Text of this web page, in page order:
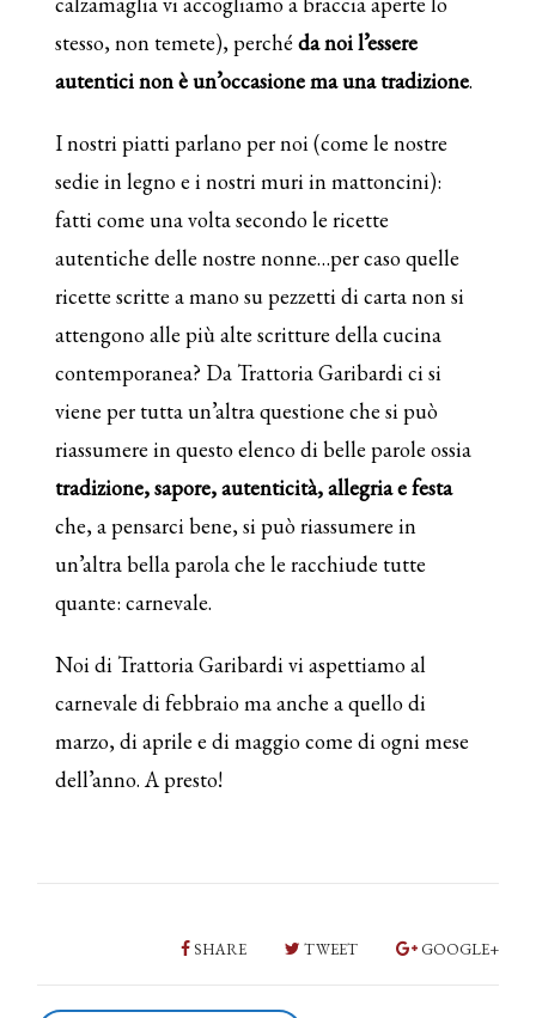
stesso, non temete), perchéda noi l’essere
autentici non è un’occasione ma una tradizione.
I nostri piatti parlano per noi (come le nostre
sedie in legno e i nostri muri in mattoncini):
fatti come una volta secondo le ricette
autentiche delle nostre nonne…per caso quelle
ricette scritte a mano su pezzetti di carta non si
attengono alle più alte scritture della cucina
contemporanea? Da Trattoria Garibardi ci si
viene per tutta un’altra questione che si può
riassumere in questo elenco di belle parole ossia
tradizione, sapore, autenticità, allegria e festa
che, a pensarci bene, si può riassumere in
un’altra bella parola che le racchiude tutte
quante: carnevale.
Noi di Trattoria Garibardi vi aspettiamo al
carnevale di febbraio ma anche a quello di
marzo, di aprile e di maggio come di ogni mese
dell’anno. A presto!
SHARE TWEET GOOGLE+